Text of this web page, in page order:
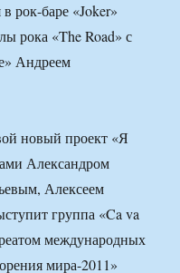
рок-баре «Joker»
рока «The Road» с
Андреем
новый проект «Я
Александром
Алексеем
группа «Ca va
международных
мира-2011»